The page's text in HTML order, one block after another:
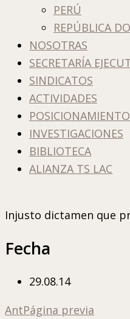
PERÚ
REPÚBLICA
NOSOTRAS
SECRETARÍA
SINDICATOS
ACTIVIDADES
INVESTIGACIONES
BIBLIOTECA
ALIANZA TS LAC
Injusto dictamen que
Fecha
29.08.14
AntPágina previa